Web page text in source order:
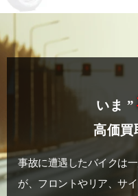
いま ”
高価買
事故に遭遇したバイクは
が、フロントやリア、サ